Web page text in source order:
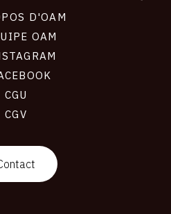
D'OAM
OAM
CGU
CGV